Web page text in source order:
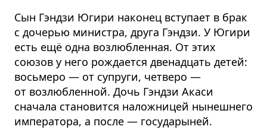
Сын Гэндзи Югири наконец вступает в брак
с дочерью министра, друга Гэндзи. У Югири
есть ещё одна возлюбленная. От этих
союзов у него рождается двенадцать детей:
восьмеро — от супруги, четверо —
от возлюбленной. Дочь Гэндзи Акаси
сначала становится наложницей нынешнего
императора, а после — государыней.